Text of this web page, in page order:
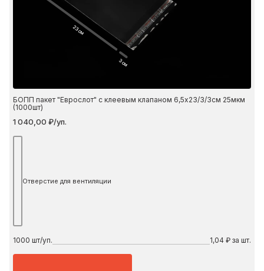
23 см
3 см
БОПП пакет "Еврослот" с клеевым клапаном 6,5х23/3/3см 25мкм
(1000шт)
1 040,00 ₽/уп.
Отверстие для вентиляции
1000 шт/уп. 1,04 ₽ за шт.